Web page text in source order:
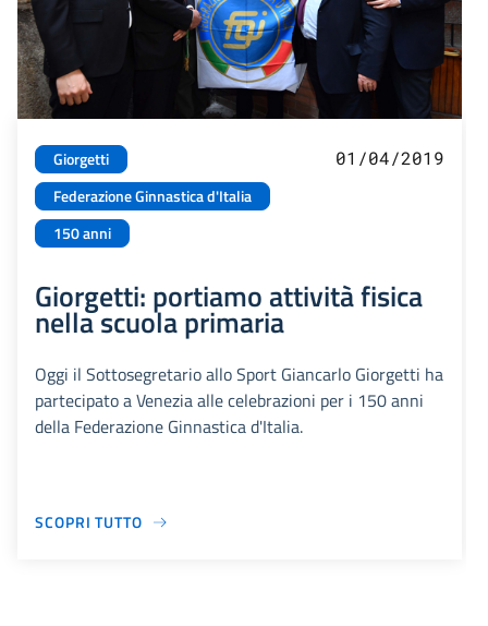
Giorgetti
Federazione Ginnastica d'Italia
150 anni
01/04/2019
Giorgetti: portiamo attività fisica
nella scuola primaria
Oggi il Sottosegretario allo Sport Giancarlo Giorgetti ha
partecipato a Venezia alle celebrazioni per i 150 anni
della Federazione Ginnastica d'Italia.
SCOPRI TUTTO